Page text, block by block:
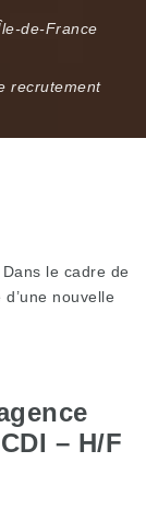
de-France
recrutement
le cadre de
nouvelle
– H/F